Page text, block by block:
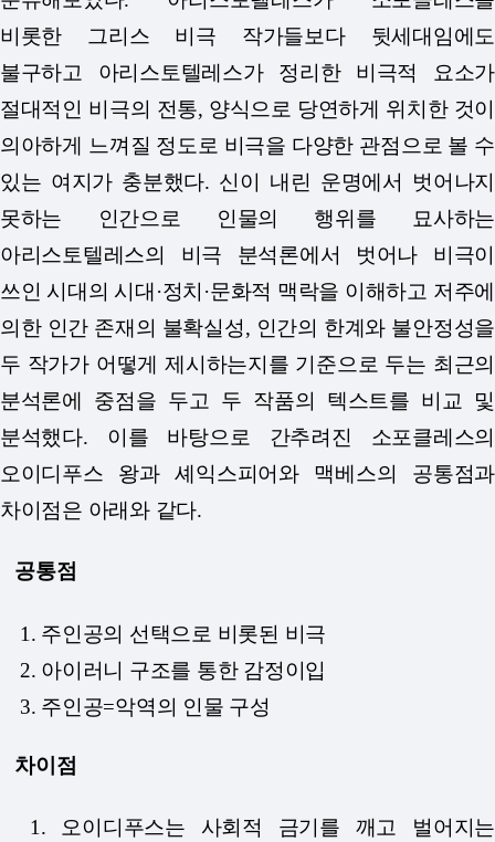
비롯한 그리스 비극 작가들보다 뒷세대임에도
불구하고 아리스토텔레스가 정리한 비극적 요소가
절대적인 비극의 전통, 양식으로 당연하게 위치한 것이
의아하게 느껴질 정도로 비극을 다양한 관점으로 볼 수
있는 여지가 충분했다. 신이 내린 운명에서 벗어나지
못하는 인간으로 인물의 행위를 묘사하는
아리스토텔레스의 비극 분석론에서 벗어나 비극이
쓰인 시대의 시대·정치·문화적 맥락을 이해하고 저주에
의한 인간 존재의 불확실성, 인간의 한계와 불안정성을
두 작가가 어떻게 제시하는지를 기준으로 두는 최근의
분석론에 중점을 두고 두 작품의 텍스트를 비교 및
분석했다. 이를 바탕으로 간추려진 소포클레스의
오이디푸스 왕과 셰익스피어와 맥베스의 공통점과
차이점은 아래와 같다.
공통점
1. 주인공의 선택으로 비롯된 비극
2. 아이러니 구조를 통한 감정이입
3. 주인공=악역의 인물 구성
차이점
1. 오이디푸스는 사회적 금기를 깨고 벌어지는